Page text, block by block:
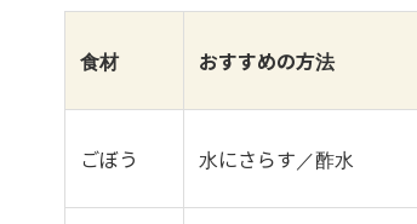
食材 おすすめの方法
ごぼう 水にさらす／酢水